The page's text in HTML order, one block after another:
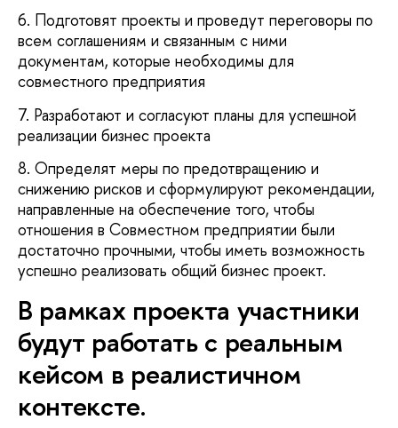
6. Подготовят проекты и проведут переговоры по
всем соглашениям и связанным с ними
документам, которые необходимы для
совместного предприятия
7. Разработают и согласуют планы для успешной
реализации бизнес проекта
8. Определят меры по предотвращению и
снижению рисков и сформулируют рекомендации,
направленные на обеспечение того, чтобы
отношения в Совместном предприятии были
достаточно прочными, чтобы иметь возможность
успешно реализовать общий бизнес проект.
В рамках проекта участники
будут работать с реальным
кейсом в реалистичном
контексте.